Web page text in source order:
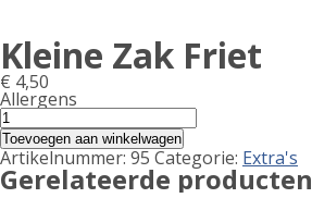
Kleine Zak Friet
€ 4,50
Allergens
Product
allergen
information
Kleine
Zak
Friet
aantal
Toevoegen aan winkelwagen
Artikelnummer: 95 Categorie: Extra's
Gerelateerde producten